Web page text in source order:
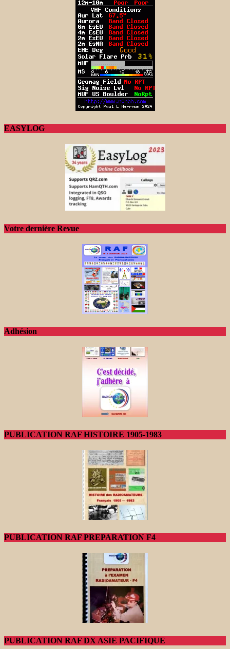
EASYLOG
Votre dernière Revue
Adhésion
PUBLICATION RAF HISTOIRE 1905-1983
PUBLICATION RAF PREPARATION F4
PUBLICATION RAF DX ASIE PACIFIQUE